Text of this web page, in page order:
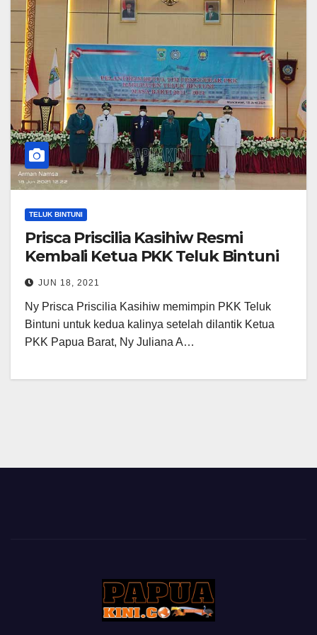
TELUK BINTUNI
Prisca Priscilia Kasihiw Resmi
Kembali Ketua PKK Teluk Bintuni
JUN 18, 2021
Ny Prisca Priscilia Kasihiw memimpin PKK Teluk
Bintuni untuk kedua kalinya setelah dilantik Ketua
PKK Papua Barat, Ny Juliana A…